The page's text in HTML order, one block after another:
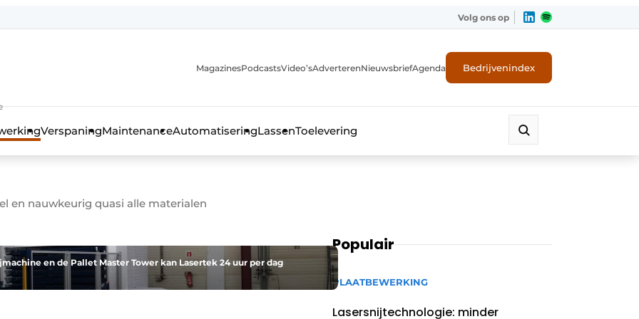
Volg ons op
MagazinesPodcastsVideo’sAdverterenNieuwsbriefAgenda Bedrijvenindex
VerspaningMaintenanceAutomatiseringLassenToelevering
en nauwkeurig quasi alle materialen
en de Pallet Master Tower kan Lasertek 24 uur per dag
Populair
PLAATBEWERKING
Lasersnijtechnologie: minder